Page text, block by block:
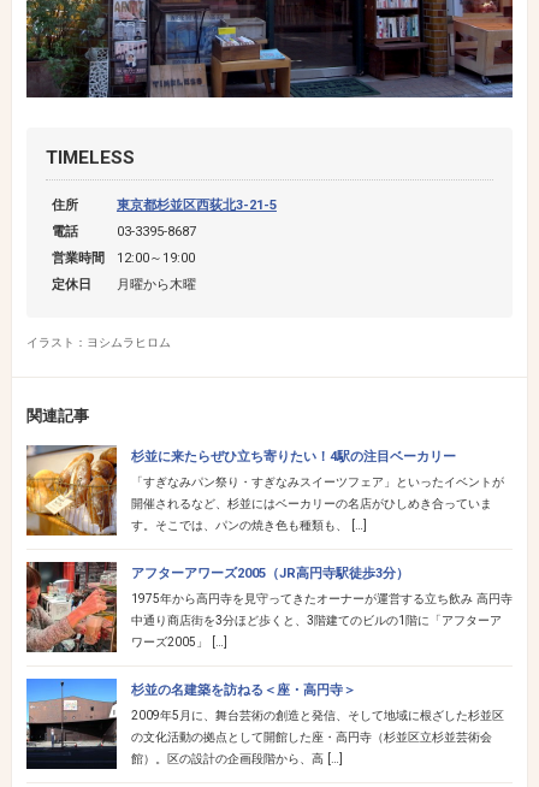
TIMELESS
住所
東京都杉並区西荻北3-21-5
電話
03-3395-8687
営業時間
12:00～19:00
定休日
月曜から木曜
イラスト：ヨシムラヒロム
関連記事
杉並に来たらぜひ立ち寄りたい！4駅の注目ベーカリー
「すぎなみパン祭り・すぎなみスイーツフェア」といったイベントが
開催されるなど、杉並にはベーカリーの名店がひしめき合っていま
す。そこでは、パンの焼き色も種類も、 […]
アフターアワーズ2005（JR高円寺駅徒歩3分）
1975年から高円寺を見守ってきたオーナーが運営する立ち飲み 高円寺
中通り商店街を3分ほど歩くと、3階建てのビルの1階に「アフターア
ワーズ2005」 […]
杉並の名建築を訪ねる＜座・高円寺＞
2009年5月に、舞台芸術の創造と発信、そして地域に根ざした杉並区
の文化活動の拠点として開館した座・高円寺（杉並区立杉並芸術会
館）。区の設計の企画段階から、高 […]